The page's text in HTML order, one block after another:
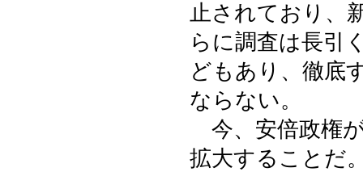
止されており、
らに調査は長引
どもあり、徹底
ならない。
今、安倍政権
拡大することだ